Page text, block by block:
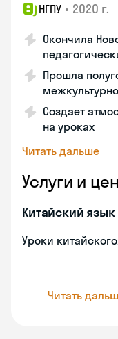
НГПУ • 2020 г.
Окончила
Прошла
Создает
на уроках
Читать дальше
Услуги и
Китайский язык
Уроки китайского
Читать